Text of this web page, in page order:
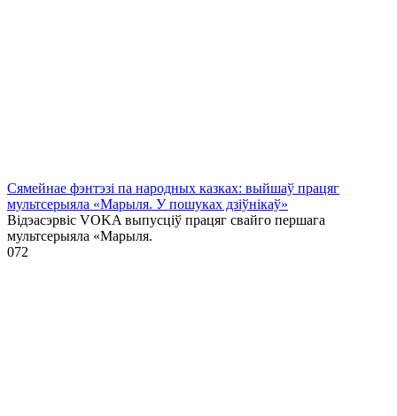
Сямейнае фэнтэзі па народных казках: выйшаў працяг
мультсерыяла «Марыля. У пошуках дзіўнікаў»
Відэасэрвіс VOKA выпусціў працяг свайго першага
мультсерыяла «Марыля.
072